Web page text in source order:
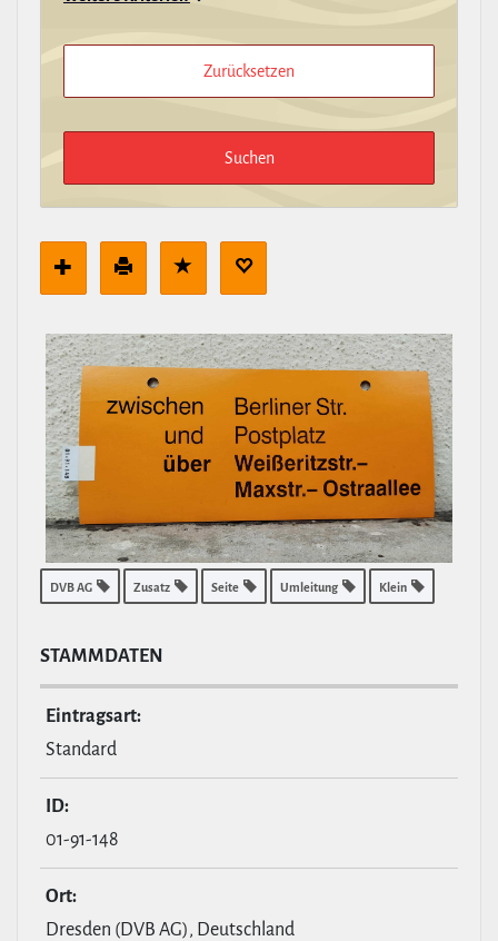
DVB AG Zusatz Seite Umleitung Klein
STAMM­DATEN
Ein­tragsart:
Standard
ID:
01-91-148
Ort:
Dresden (DVB AG), Deutschland